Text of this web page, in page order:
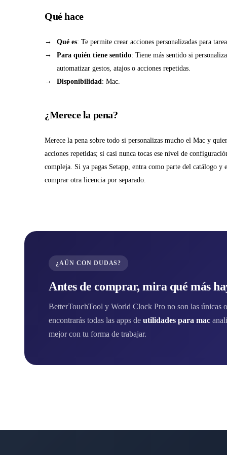
Qué hace
Qué es: Te permite crear acciones personalizadas para
Para quién tiene sentido: Tiene más sentido si
automatizar gestos, atajos o acciones repetidas.
Disponibilidad: Mac.
¿Merece la pena?
Merece la pena sobre todo si personalizas mucho el Mac y
acciones repetidas; si casi nunca tocas ese nivel de
compleja. Si ya pagas Setapp, entra como parte del catálogo y
comprar otra licencia por separado.
¿AÚN CON DUDAS?
Antes de comprar, mira qué más
BetterTouchTool y World Clock Pro no son las únicas
encontrarás todas las apps de utilidades para mac
mejor con tu forma de trabajar.